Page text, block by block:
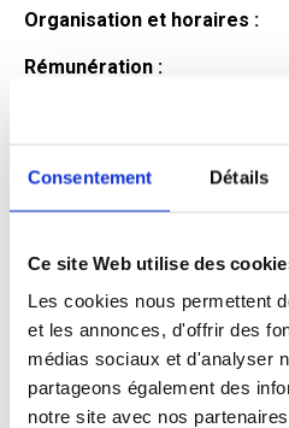
Consentement Détails
Ce site Web utilise des
Les cookies nous permettent
et les annonces, d'offrir des
médias sociaux et d'analyser
partageons également des
notre site avec nos
Organisation et horaires :
Rémunération :
Profil
Qualifications et diplômes :
Profil recherché :